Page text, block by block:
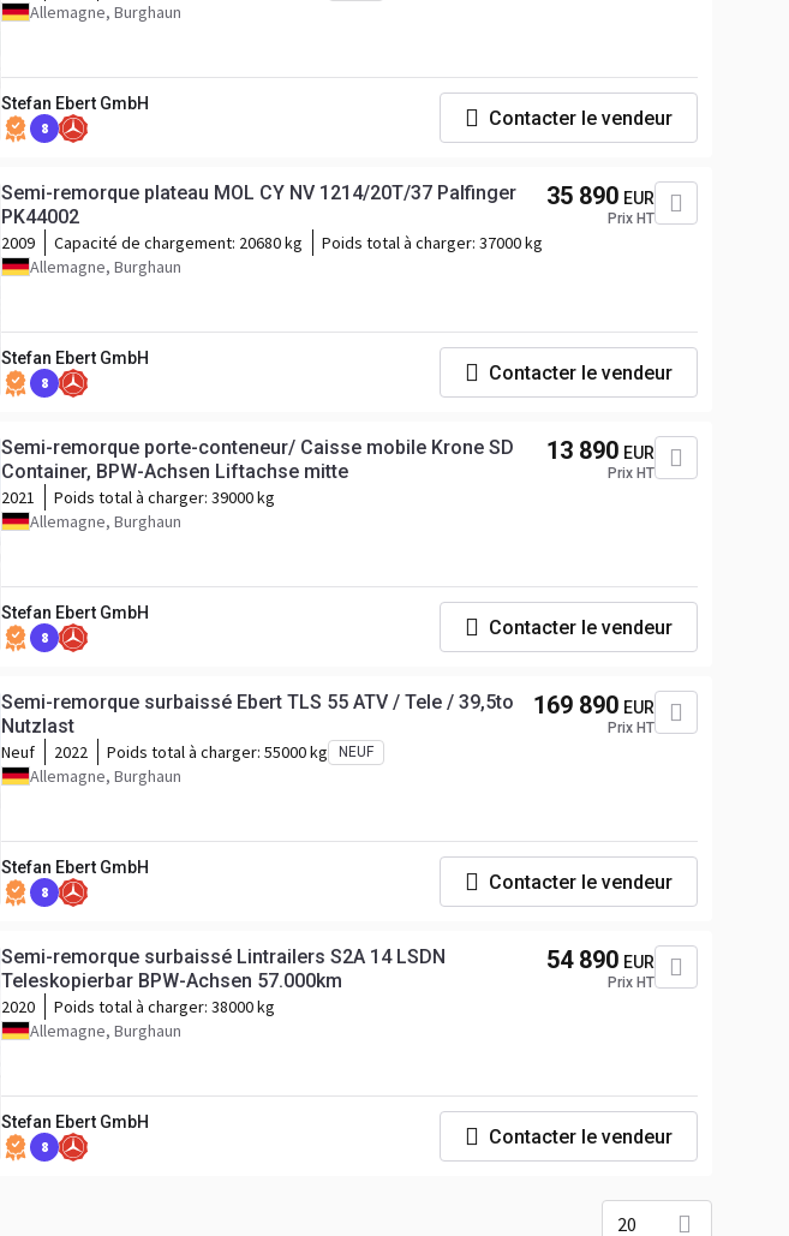
Allemagne, Burghaun
Stefan Ebert GmbH
8 Contacter le vendeur
Semi-remorque plateau MOL CY NV 1214/20T/37 Palfinger
PK44002
2009 Capacité de chargement: 20680 kg Poids total à charger: 37000 kg
Allemagne, Burghaun
35 890 EUR
Prix HT
Stefan Ebert GmbH
8 Contacter le vendeur
Semi-remorque porte-conteneur/ Caisse mobile Krone SD
Container, BPW-Achsen Liftachse mitte
2021 Poids total à charger: 39000 kg
Allemagne, Burghaun
13 890 EUR
Prix HT
Stefan Ebert GmbH
8 Contacter le vendeur
Semi-remorque surbaissé Ebert TLS 55 ATV / Tele / 39,5to
Nutzlast
Neuf 2022 Poids total à charger: 55000 kg NEUF
Allemagne, Burghaun
169 890 EUR
Prix HT
Stefan Ebert GmbH
8 Contacter le vendeur
Semi-remorque surbaissé Lintrailers S2A 14 LSDN
Teleskopierbar BPW-Achsen 57.000km
2020 Poids total à charger: 38000 kg
Allemagne, Burghaun
54 890 EUR
Prix HT
Stefan Ebert GmbH
8 Contacter le vendeur
20